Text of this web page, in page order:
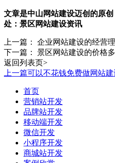
文章是中山网站建设迈创的原
处： 景区网站建设资讯
上一篇：
企业网站建设的经营
下一篇：
景区网站建设的价格
返回列表页>
上一篇可以不花钱免费做网站建
首页
营销站开发
品牌站开发
移动端开发
微信开发
小程序开发
商城站开发